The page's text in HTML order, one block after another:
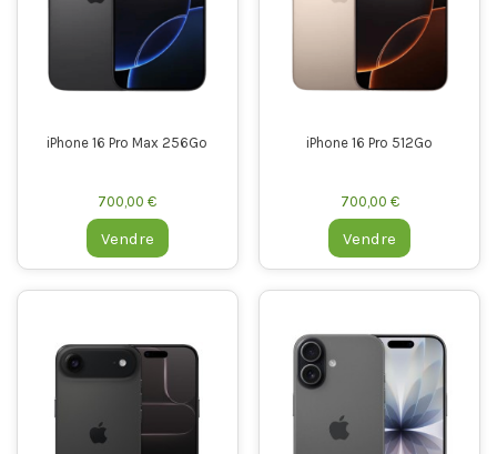
iPhone 16 Pro Max 256Go
700,00 €
Vendre
iPhone 16 Pro 512Go
700,00 €
Vendre